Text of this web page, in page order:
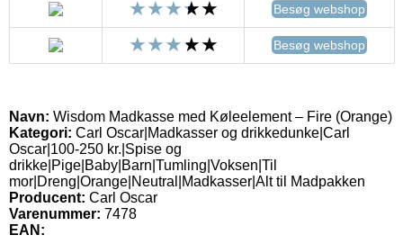
Besøg webshop
Besøg webshop
Navn: Wisdom Madkasse med Køleelement – Fire (Orange)
Kategori: Carl Oscar|Madkasser og drikkedunke|Carl
Oscar|100-250 kr.|Spise og
drikke|Pige|Baby|Barn|Tumling|Voksen|Til
mor|Dreng|Orange|Neutral|Madkasser|Alt til Madpakken
Producent: Carl Oscar
Varenummer: 7478
EAN: